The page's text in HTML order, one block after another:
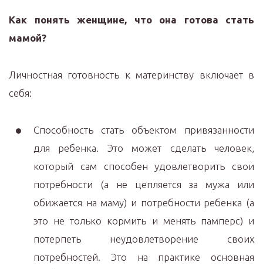
Как понять женщине, что она готова стать
мамой?
Личностная готовность к материнству включает в
себя:
Способность стать объектом привязанности
для ребенка. Это может сделать человек,
который сам способен удовлетворить свои
потребности (а не цепляется за мужа или
обижается на маму) и потребности ребенка (а
это не только кормить и менять памперс) и
потерпеть неудовлетворение своих
потребностей. Это на практике основная